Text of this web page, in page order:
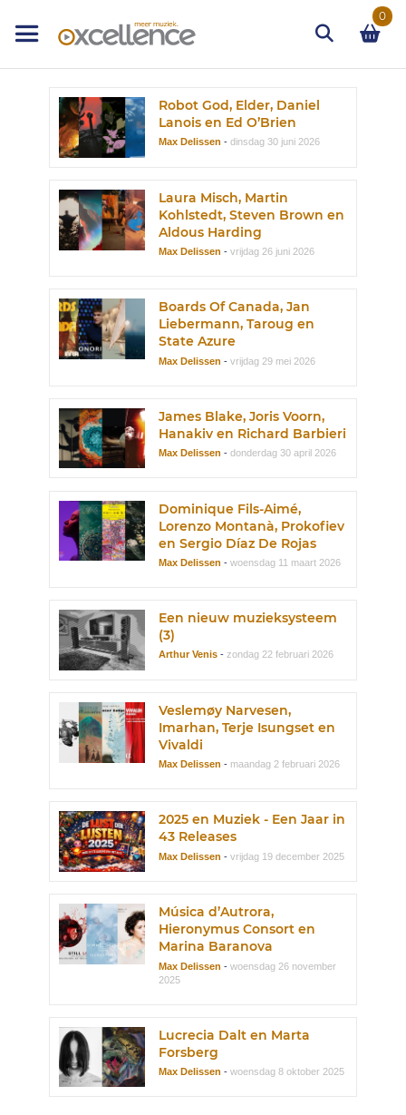
naar
de
0
Zoek
Robot God, Elder, Daniel
Lanois en Ed O’Brien
Max Delissen- dinsdag 30 juni 2026
Laura Misch, Martin
Kohlstedt, Steven Brown en
Aldous Harding
Max Delissen- vrijdag 26 juni 2026
Boards Of Canada, Jan
Liebermann, Taroug en
State Azure
Max Delissen- vrijdag 29 mei 2026
James Blake, Joris Voorn,
Hanakiv en Richard Barbieri
Max Delissen- donderdag 30 april 2026
Dominique Fils-Aimé,
Lorenzo Montanà, Prokofiev
en Sergio Díaz De Rojas
Max Delissen- woensdag 11 maart 2026
Een nieuw muzieksysteem
(3)
Arthur Venis- zondag 22 februari 2026
Veslemøy Narvesen,
Imarhan, Terje Isungset en
Vivaldi
Max Delissen- maandag 2 februari 2026
2025 en Muziek - Een Jaar in
43 Releases
Max Delissen- vrijdag 19 december 2025
Música d’Autrora,
Hieronymus Consort en
Marina Baranova
Max Delissen- woensdag 26 november
2025
Lucrecia Dalt en Marta
Forsberg
Max Delissen- woensdag 8 oktober 2025